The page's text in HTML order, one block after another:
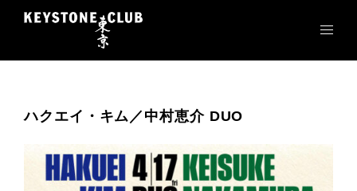
ン
ハクエイ・キム／中村恵介 DUO